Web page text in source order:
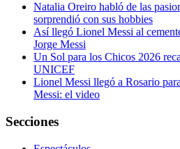
Natalia Oreiro habló de las
sorprendió con sus hobbies
Así llegó Lionel Messi al
Jorge Messi
Un Sol para los Chicos 2026
UNICEF
Lionel Messi llegó a Rosario
Messi: el video
Secciones